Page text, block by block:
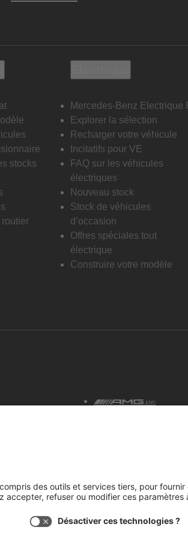
stocks
routier
Mercedes-Benz Electrique
Explorer la sélection
Recharger votre véhicule
Incitatifs pour VE
FAQ sur les véhicules
électriques
Nouveau stock
Stock de véhicules
d’occasion
Offres spéciales tout
électrique
Construire votre modèle
AMG